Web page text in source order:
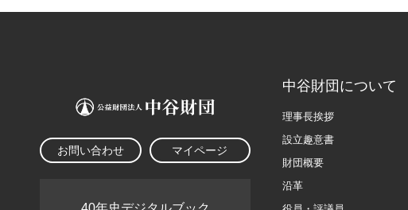
お問い合わせ マイページ
中谷財団について
理事長挨拶
設立趣意書
財団概要
沿革